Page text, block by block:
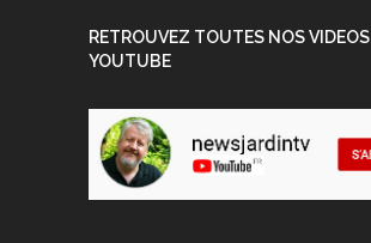
RETROUVEZ TOUTES NOS
YOUTUBE